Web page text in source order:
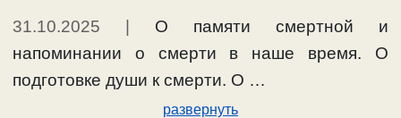
31.10.2025 | О памяти смертной и
напоминании о смерти в наше время. О
подготовке души к смерти. О …
развернуть